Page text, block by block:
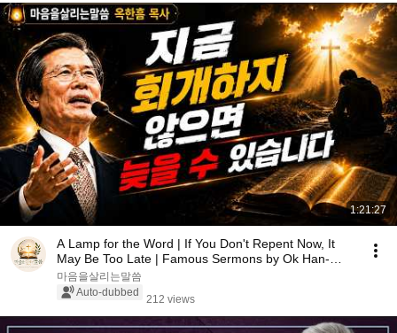
1:21:27
A Lamp for the Word | If You Don't Repent Now, It
May Be Too Late | Famous Sermons by Ok Han-
heum
마음을살리는말씀
Auto-dubbed
212 views